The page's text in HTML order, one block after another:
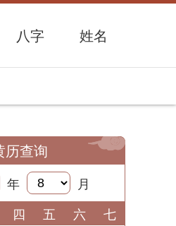
八字 姓名
历查询
年
月
四 五 六
七